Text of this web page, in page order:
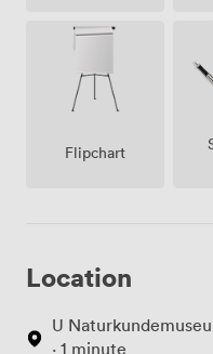
Flipchart
Location
U
· 1 minute